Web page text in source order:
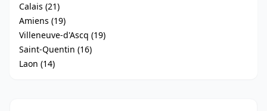
Calais (21)
Amiens (19)
Villeneuve-d'Ascq (19)
Saint-Quentin (16)
Laon (14)